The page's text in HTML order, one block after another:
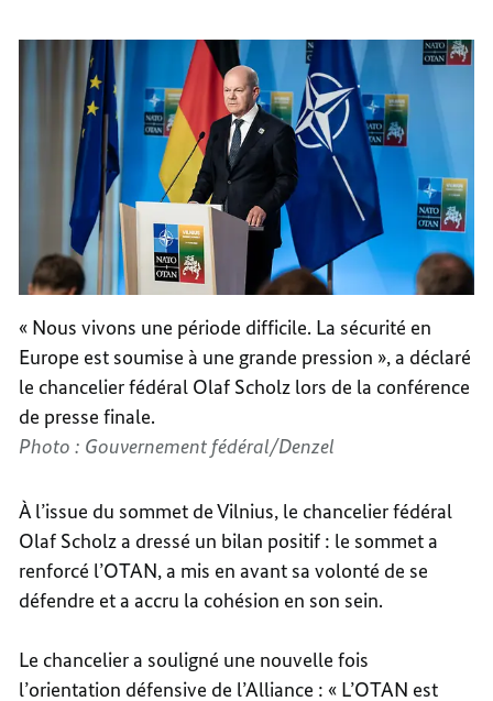
« Nous vivons une période difficile. La sécurité en
Europe est soumise à une grande pression », a déclaré
le chancelier fédéral Olaf Scholz lors de la conférence
de presse finale.
Photo : Gouvernement fédéral/Denzel
À l’issue du sommet de Vilnius, le chancelier fédéral
Olaf Scholz a dressé un bilan positif : le sommet a
renforcé l’OTAN, a mis en avant sa volonté de se
défendre et a accru la cohésion en son sein.
Le chancelier a souligné une nouvelle fois
l’orientation défensive de l’Alliance : « L’OTAN est